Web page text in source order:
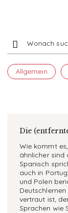
Allgemein
Die
Wie kommt
ähnlicher sind
Spanisch
auch in
und Polen
vertraut ist,
Sprachen wie